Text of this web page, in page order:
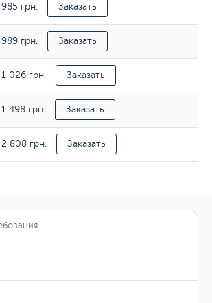
985 грн. Заказать
989 грн. Заказать
1 026 грн. Заказать
1 498 грн. Заказать
2 808 грн. Заказать